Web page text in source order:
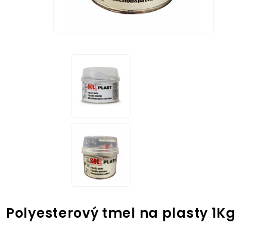
Polyesterový tmel na plasty 1Kg